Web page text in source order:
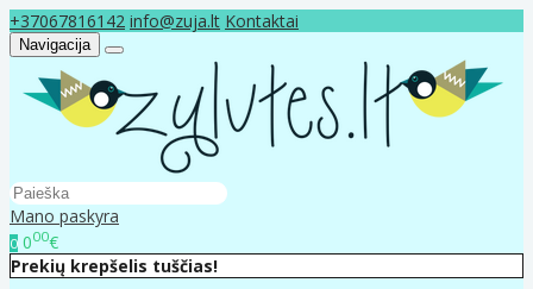
+37067816142 info@zuja.lt Kontaktai
Navigacija
Mano paskyra
0 000€
Prekių krepšelis tuščias!